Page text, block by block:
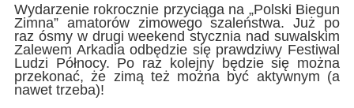
Wydarzenie rokrocznie przyciąga na „Polski Biegun
Zimna” amatorów zimowego szaleństwa. Już po
raz ósmy w drugi weekend stycznia nad suwalskim
Zalewem Arkadia odbędzie się prawdziwy Festiwal
Ludzi Północy. Po raz kolejny będzie się można
przekonać, że zimą też można być aktywnym (a
nawet trzeba)!